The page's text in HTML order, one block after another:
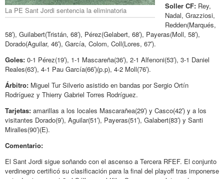
La PE Sant Jordi sentencia la eliminatoria
Soller CF: Rey,
Nadal, Grazziosi,
Redden(Marqués,
58′), Guilabert(Tristán, 68′), Pérez(Gelabert, 68′), Payeras(Moll, 58′),
Dorado(Aguilar, 46′), García, Colom, Coll(Lores, 67′).
Goles: 0-1 Pérez(19′), 1-1 Mascareña(36′), 2-1 Alfenoni(53′), 3-1 Daniel
Reales(63′), 4-1 Pau García(66′)(p.p), 4-2 Moll(76′).
Árbitro: Miguel Tur Silverio asistido en bandas por Sergio Ortín
Rodríguez y Thierry Gabriel Torres Rodríguez.
Tarjetas: amarillas a los locales Mascarañea(29′) y Casco(42′) y a los
visitantes Dorado(9′), Aguilar(51′), Payeras(51′), Galabert(83′) y Santi
Miralles(90′)(E).
Comentario:
El Sant Jordi sigue soñando con el ascenso a Tercera RFEF. El conjunto
verdinegro certificó su clasificación para la final del playoff tras imponerse